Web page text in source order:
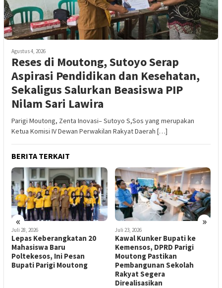
Agustus 4, 2026
Reses di Moutong, Sutoyo Serap
Aspirasi Pendidikan dan Kesehatan,
Sekaligus Salurkan Beasiswa PIP
Nilam Sari Lawira
Parigi Moutong, Zenta Inovasi– Sutoyo S,Sos yang merupakan
Ketua Komisi IV Dewan Perwakilan Rakyat Daerah […]
BERITA TERKAIT
« »
Juli 28, 2026
Lepas Keberangkatan 20
Mahasiswa Baru
Poltekesos, Ini Pesan
Bupati Parigi Moutong
Juli 23, 2026
Kawal Kunker Bupati ke
Kemensos, DPRD Parigi
Moutong Pastikan
Pembangunan Sekolah
Rakyat Segera
Direalisasikan